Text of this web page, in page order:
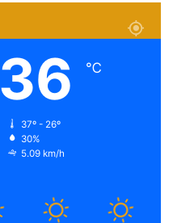
36 ℃
37º - 26º
30%
5.09 km/h